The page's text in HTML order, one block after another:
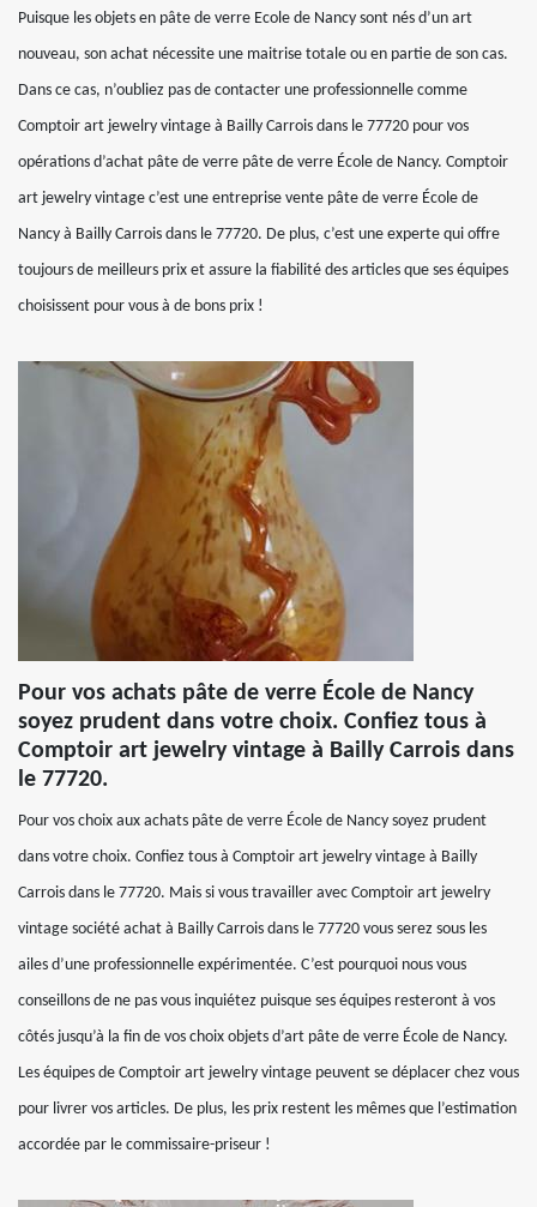
Puisque les objets en pâte de verre Ecole de Nancy sont nés d’un art
nouveau, son achat nécessite une maitrise totale ou en partie de son cas.
Dans ce cas, n’oubliez pas de contacter une professionnelle comme
Comptoir art jewelry vintage à Bailly Carrois dans le 77720 pour vos
opérations d’achat pâte de verre pâte de verre École de Nancy. Comptoir
art jewelry vintage c’est une entreprise vente pâte de verre École de
Nancy à Bailly Carrois dans le 77720. De plus, c’est une experte qui offre
toujours de meilleurs prix et assure la fiabilité des articles que ses équipes
choisissent pour vous à de bons prix !
Pour vos achats pâte de verre École de Nancy
soyez prudent dans votre choix. Confiez tous à
Comptoir art jewelry vintage à Bailly Carrois dans
le 77720.
Pour vos choix aux achats pâte de verre École de Nancy soyez prudent
dans votre choix. Confiez tous à Comptoir art jewelry vintage à Bailly
Carrois dans le 77720. Mais si vous travailler avec Comptoir art jewelry
vintage société achat à Bailly Carrois dans le 77720 vous serez sous les
ailes d’une professionnelle expérimentée. C’est pourquoi nous vous
conseillons de ne pas vous inquiétez puisque ses équipes resteront à vos
côtés jusqu’à la fin de vos choix objets d’art pâte de verre École de Nancy.
Les équipes de Comptoir art jewelry vintage peuvent se déplacer chez vous
pour livrer vos articles. De plus, les prix restent les mêmes que l’estimation
accordée par le commissaire-priseur !